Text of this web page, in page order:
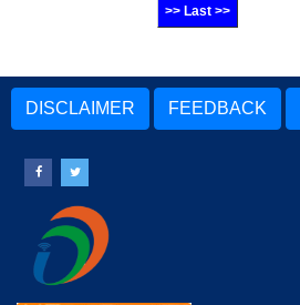
>> Last >>
DISCLAIMER FEEDBACK